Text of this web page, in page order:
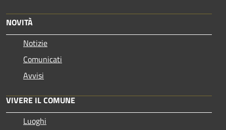
NOVITÀ
Notizie
Comunicati
Avvisi
VIVERE IL COMUNE
Luoghi